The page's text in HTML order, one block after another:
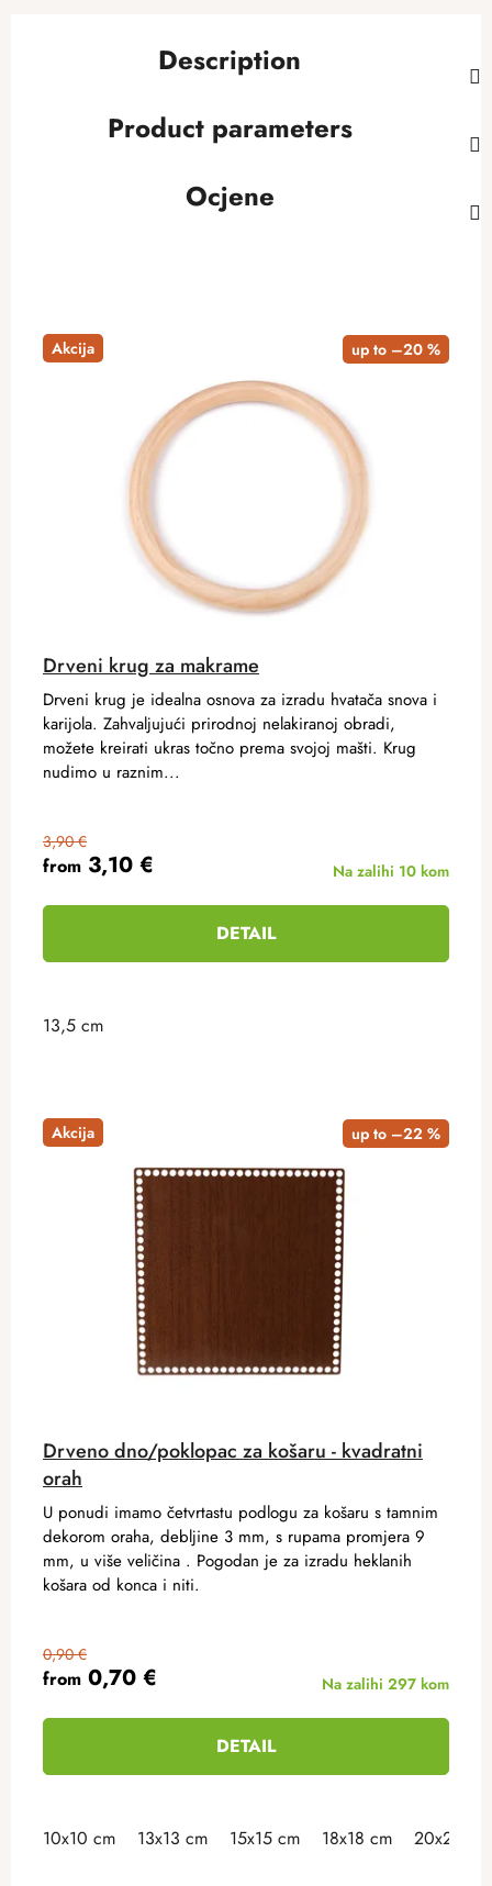
Description
Product parameters
Ocjene
Akcija up to –20 %
Drveni krug za makrame
from 3,10 €
3,90 €
Na zalihi 10 kom
DETAIL
Drveni krug je idealna osnova za izradu hvatača snova i
karijola. Zahvaljujući prirodnoj nelakiranoj obradi,
možete kreirati ukras točno prema svojoj mašti. Krug
nudimo u raznim...
13,5 cm
Akcija up to –22 %
Drveno dno/poklopac za košaru - kvadratni
orah
from 0,70 €
0,90 €
Na zalihi 297 kom
DETAIL
U ponudi imamo četvrtastu podlogu za košaru s tamnim
dekorom oraha, debljine 3 mm, s rupama promjera 9
mm, u više veličina . Pogodan je za izradu heklanih
košara od konca i niti.
10x10 cm 13x13 cm 15x15 cm 18x18 cm 20x20 cm